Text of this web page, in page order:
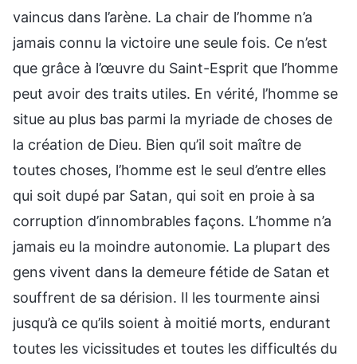
vaincus dans l’arène. La chair de l’homme n’a
jamais connu la victoire une seule fois. Ce n’est
que grâce à l’œuvre du Saint-Esprit que l’homme
peut avoir des traits utiles. En vérité, l’homme se
situe au plus bas parmi la myriade de choses de
la création de Dieu. Bien qu’il soit maître de
toutes choses, l’homme est le seul d’entre elles
qui soit dupé par Satan, qui soit en proie à sa
corruption d’innombrables façons. L’homme n’a
jamais eu la moindre autonomie. La plupart des
gens vivent dans la demeure fétide de Satan et
souffrent de sa dérision. Il les tourmente ainsi
jusqu’à ce qu’ils soient à moitié morts, endurant
toutes les vicissitudes et toutes les difficultés du